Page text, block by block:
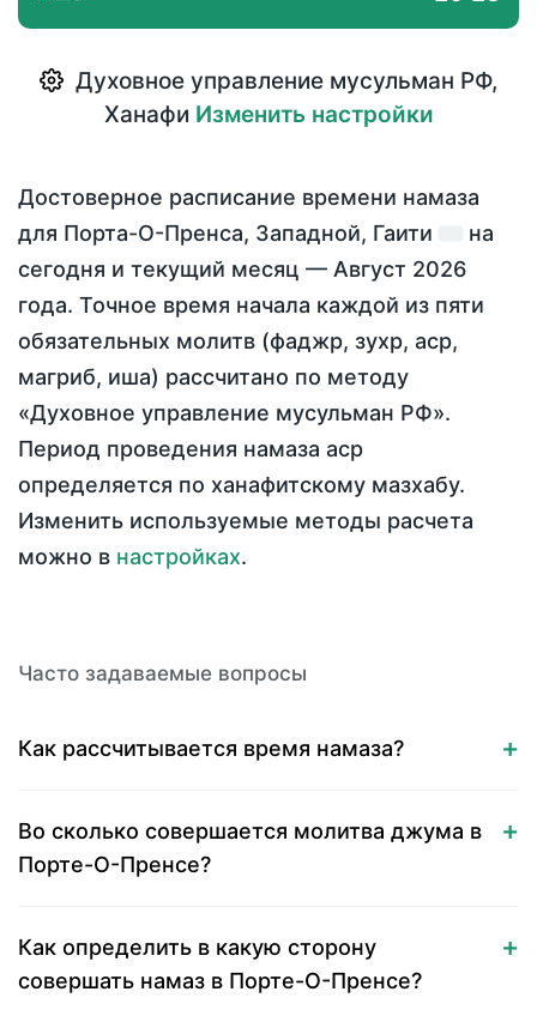
Духовное управление мусульман РФ,
Ханафи Изменить настройки
Достоверное расписание времени намаза
для Порта-О-Пренса, Западной, Гаити
на
сегодня и текущий месяц — Август 2026
года. Точное время начала каждой из пяти
обязательных молитв (фаджр, зухр, аср,
магриб, иша) рассчитано по методу
«Духовное управление мусульман РФ».
Период проведения намаза аср
определяется по ханафитскому мазхабу.
Изменить используемые методы расчета
можно в настройках.
Часто задаваемые вопросы
Как рассчитывается время намаза?
Во сколько совершается молитва джума в
Порте-О-Пренсе?
Как определить в какую сторону
совершать намаз в Порте-О-Пренсе?